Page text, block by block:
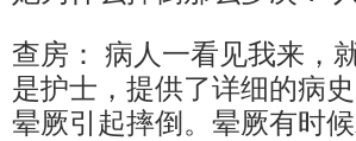
查房： 病人一看见我来，
是护士，提供了详细的病
晕厥引起摔倒。晕厥有时